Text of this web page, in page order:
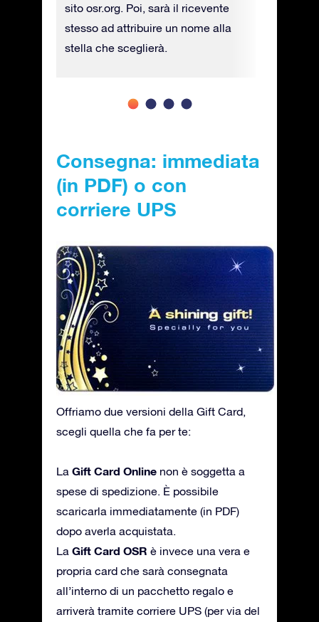
sito osr.org. Poi, sarà il ricevente
stesso ad attribuire un nome alla
stella che sceglierà.
Consegna: immediata
(in PDF) o con
corriere UPS
Offriamo due versioni della Gift Card,
scegli quella che fa per te:
La Gift Card Online non è soggetta a
spese di spedizione. È possibile
scaricarla immediatamente (in PDF)
dopo averla acquistata.
La Gift Card OSR è invece una vera e
propria card che sarà consegnata
all’interno di un pacchetto regalo e
arriverà tramite corriere UPS (per via del